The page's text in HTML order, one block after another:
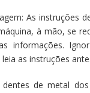
As instruções
à mão, se
informações.
as instruções
de metal